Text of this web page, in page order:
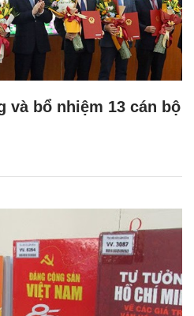
và bổ nhiệm 13 cán bộ